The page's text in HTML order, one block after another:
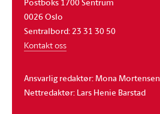
0026 Oslo
Sentralbord: 23 31 30 50
Kontakt oss
Ansvarlig redaktør: Mona
Nettredaktør: Lars Henie Barstad